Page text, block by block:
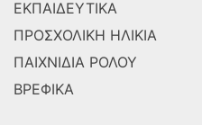
ΕΚΠΑΙΔΕΥΤΙΚΑ
ΠΡΟΣΧΟΛΙΚΗ ΗΛΙΚΙΑ
ΠΑΙΧΝΙΔΙΑ ΡΟΛΟΥ
ΒΡΕΦΙΚΑ